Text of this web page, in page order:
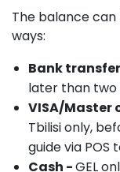
The balance
ways:
Bank
later than
VISA/Master
Tbilisi only,
guide via POS
Cash -GEL